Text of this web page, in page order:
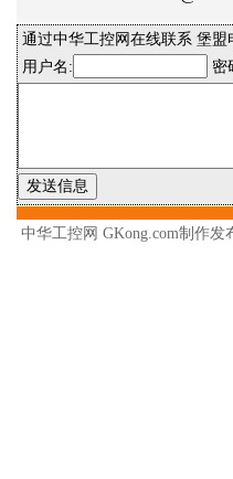
通过中华工控网在线联系 堡盟
用户名:
密
中华工控网 GKong.com制作发